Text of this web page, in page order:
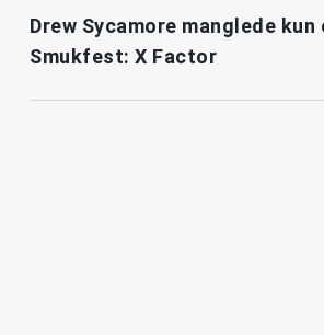
Drew Sycamore manglede kun
Smukfest: X Factor